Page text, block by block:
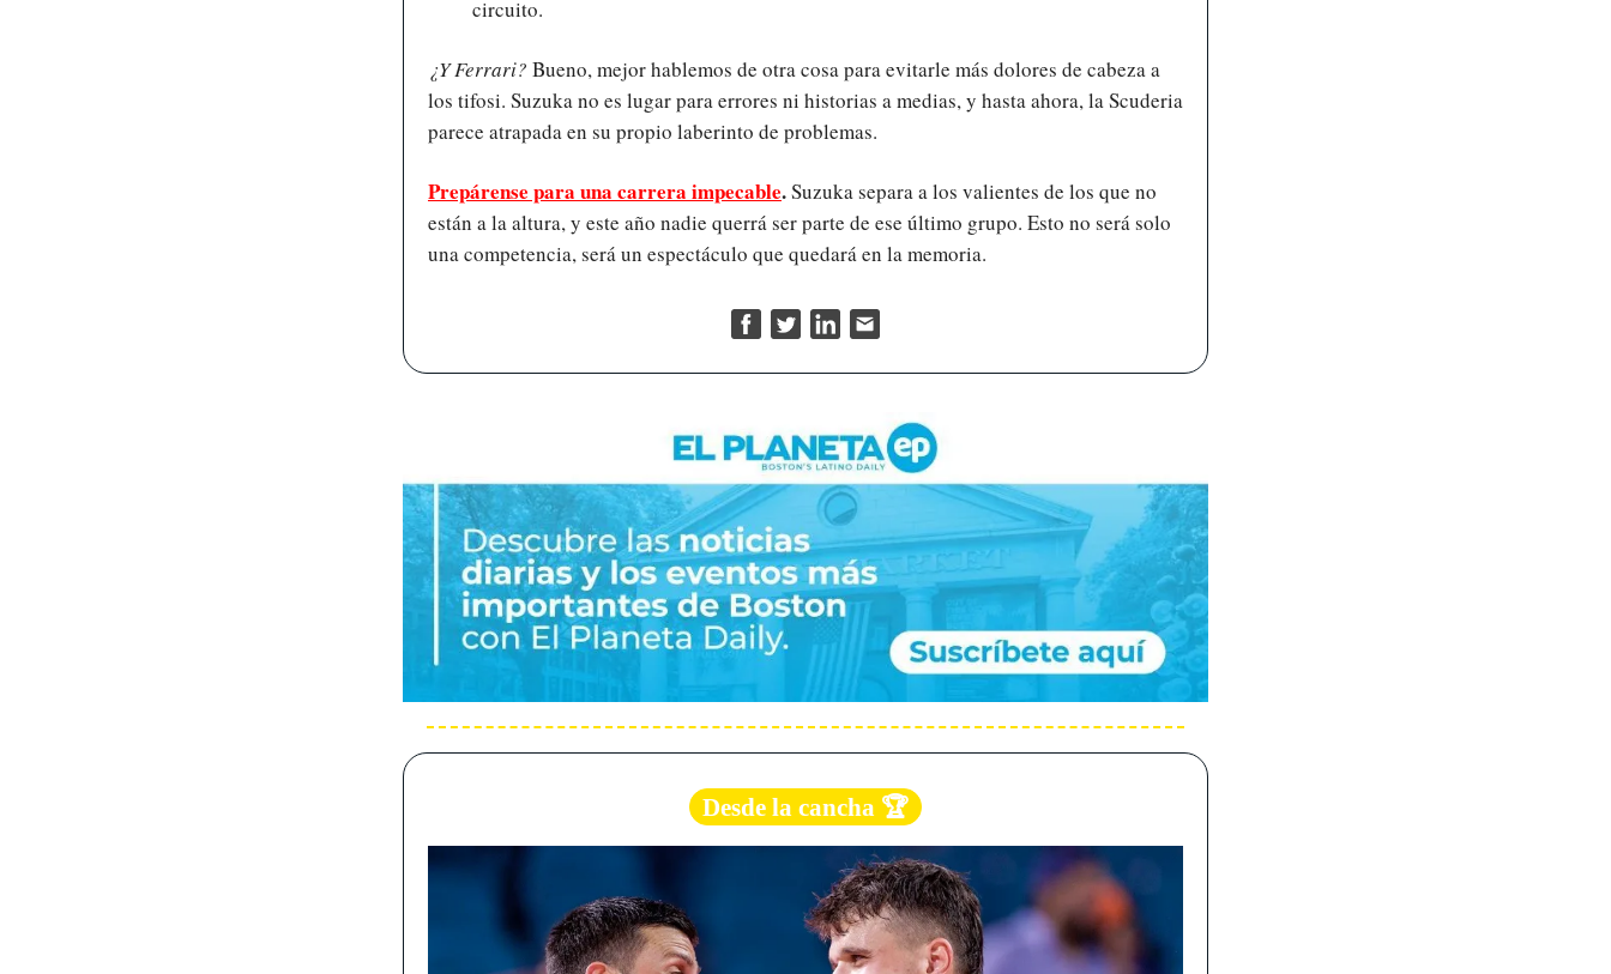
circuito.
¿Y Ferrari? Bueno, mejor hablemos de otra cosa para evitarle más dolores de cabeza a
los tifosi. Suzuka no es lugar para errores ni historias a medias, y hasta ahora, la Scuderia
parece atrapada en su propio laberinto de problemas.
Prepárense para una carrera impecable.Suzuka separa a los valientes de los que no
están a la altura, y este año nadie querrá ser parte de ese último grupo. Esto no será solo
una competencia, será un espectáculo que quedará en la memoria.
Desde la cancha 🏆